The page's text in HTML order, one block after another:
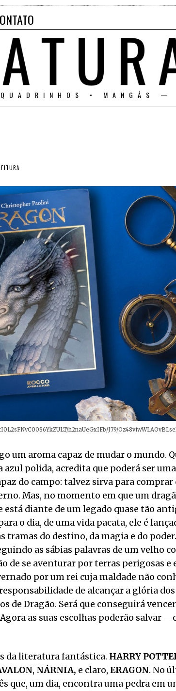
• MANGÁS —
h2naUeGxIFb/J79/
um aroma capaz de mudar o mundo.
polida, acredita que poderá ser uma
do campo: talvez sirva para comprar
Mas, no momento em que um
está diante de um legado quase tão
o dia, de uma vida pacata, ele é
do destino, da magia e do poder.
as sábias palavras de um velho
de se aventurar por terras perigosas
por um rei cuja maldade não
de alcançar a glória dos
de Dragão. Será que conseguirá
as suas escolhas poderão salvar –
da literatura fantástica. HARRY
, NÁRNIA, e claro, ERAGON. No
que, um dia, encontra uma pedra em